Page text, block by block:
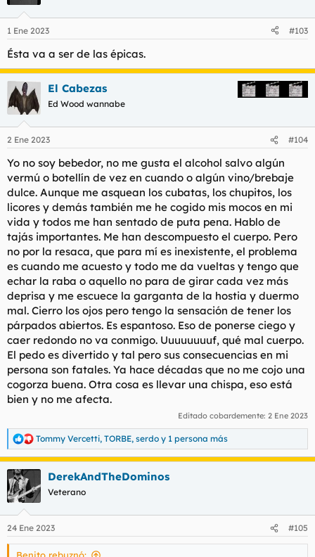
e
:
1 Ene 2023 #103
Ésta va a ser de las épicas.
El Cabezas
Ed Wood wannabe
2 Ene 2023 #104
Yo no soy bebedor, no me gusta el alcohol salvo algún
vermú o botellín de vez en cuando o algún vino/brebaje
dulce. Aunque me asquean los cubatas, los chupitos, los
licores y demás también me he cogido mis mocos en mi
vida y todos me han sentado de puta pena. Hablo de
tajás importantes. Me han descompuesto el cuerpo. Pero
no por la resaca, que para mí es inexistente, el problema
es cuando me acuesto y todo me da vueltas y tengo que
echar la raba o aquello no para de girar cada vez más
deprisa y me escuece la garganta de la hostia y duermo
mal. Cierro los ojos pero tengo la sensación de tener los
párpados abiertos. Es espantoso. Eso de ponerse ciego y
caer redondo no va conmigo. Uuuuuuuuf, qué mal cuerpo.
El pedo es divertido y tal pero sus consecuencias en mi
persona son fatales. Ya hace décadas que no me cojo una
cogorza buena. Otra cosa es llevar una chispa, eso está
bien y no me afecta.
Editado cobardemente: 2 Ene 2023
R
e
a
c
c
i
e
s
Tommy Vercetti, TORBE, serdo y 1 persona más
DerekAndTheDominos
Veterano
24 Ene 2023 #105